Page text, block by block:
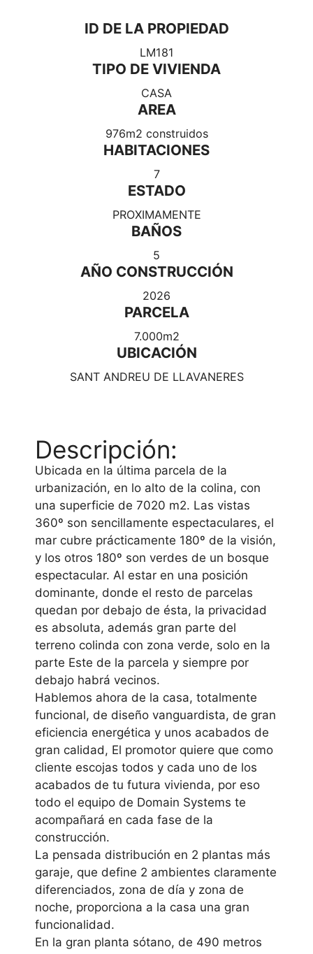
ID DE LA PROPIEDAD
LM181
TIPO DE VIVIENDA
CASA
AREA
976m2 construidos
HABITACIONES
7
ESTADO
PROXIMAMENTE
BAÑOS
5
AÑO CONSTRUCCIÓN
2026
PARCELA
7.000m2
UBICACIÓN
SANT ANDREU DE LLAVANERES
Descripción:
Ubicada en la última parcela de la
urbanización, en lo alto de la colina, con
una superficie de 7020 m2. Las vistas
360º son sencillamente espectaculares, el
mar cubre prácticamente 180º de la visión,
y los otros 180º son verdes de un bosque
espectacular. Al estar en una posición
dominante, donde el resto de parcelas
quedan por debajo de ésta, la privacidad
es absoluta, además gran parte del
terreno colinda con zona verde, solo en la
parte Este de la parcela y siempre por
debajo habrá vecinos.
Hablemos ahora de la casa, totalmente
funcional, de diseño vanguardista, de gran
eficiencia energética y unos acabados de
gran calidad, El promotor quiere que como
cliente escojas todos y cada uno de los
acabados de tu futura vivienda, por eso
todo el equipo de Domain Systems te
acompañará en cada fase de la
construcción.
La pensada distribución en 2 plantas más
garaje, que define 2 ambientes claramente
diferenciados, zona de día y zona de
noche, proporciona a la casa una gran
funcionalidad.
En la gran planta sótano, de 490 metros